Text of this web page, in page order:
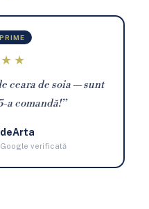
ceara de soia — sunt
a comandă!”
verificată